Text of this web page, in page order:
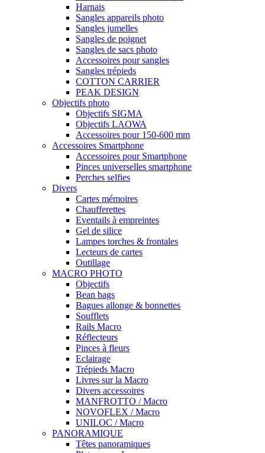
Harnais
Sangles appareils photo
Sangles jumelles
Sangles de poignet
Sangles de sacs photo
Accessoires pour sangles
Sangles trépieds
COTTON CARRIER
PEAK DESIGN
Objectifs photo
Objectifs SIGMA
Objectifs LAOWA
Accessoires pour 150-600 mm
Accessoires Smartphone
Accessoires pour Smartphone
Pinces universelles smartphone
Perches selfies
Divers
Cartes mémoires
Chaufferettes
Eventails à empreintes
Gel de silice
Lampes torches & frontales
Lecteurs de cartes
Outillage
MACRO PHOTO
Objectifs
Bean bags
Bagues allonge & bonnettes
Soufflets
Rails Macro
Réflecteurs
Pinces à fleurs
Eclairage
Trépieds Macro
Livres sur la Macro
Divers accessoires
MANFROTTO / Macro
NOVOFLEX / Macro
UNILOC / Macro
PANORAMIQUE
Têtes panoramiques